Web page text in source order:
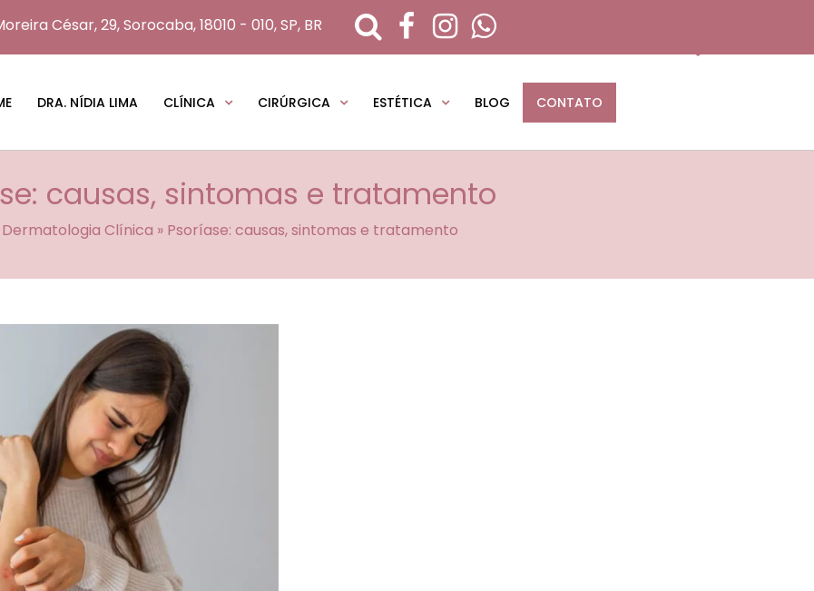
César, 29, Sorocaba, 18010 - 010, SP, BR
DRA. NÍDIA LIMA CLÍNICA CIRÚRGICA ESTÉTICA BLOG CONTATO
causas, sintomas e tratamento
Dermatologia Clínica » Psoríase: causas, sintomas e tratamento